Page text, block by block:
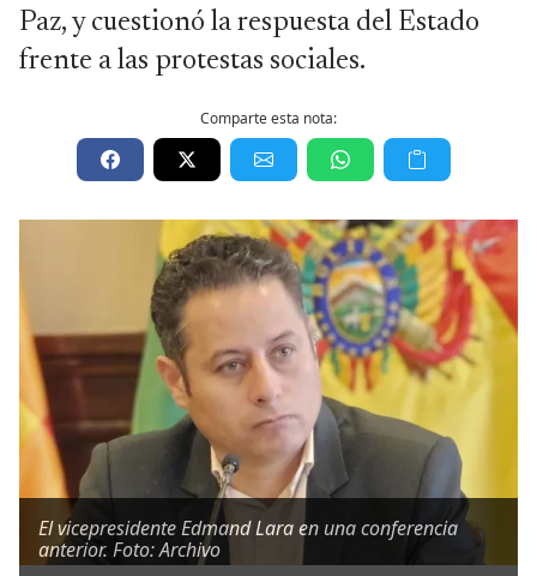
Paz, y cuestionó la respuesta del Estado
frente a las protestas sociales.
Comparte esta nota:
El vicepresidente Edmand Lara en una conferencia
anterior. Foto: Archivo